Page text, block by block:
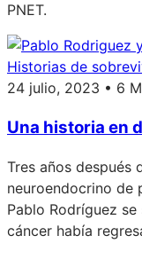
PNET.
Historias de
24 julio, 2023 • 6
Una historia en
Tres años después
neuroendocrino de
Pablo Rodríguez
cáncer había